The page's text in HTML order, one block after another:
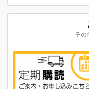
その